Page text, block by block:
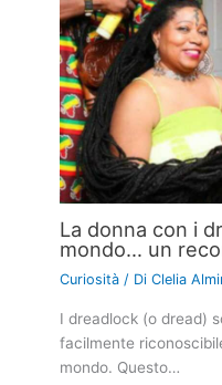
La donna con i
mondo… un
Curiosità / DiClelia
I dreadlock (o dread)
facilmente
mondo. Questo…